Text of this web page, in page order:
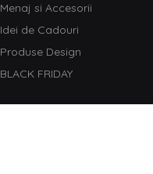
Menaj si Accesorii
Idei de Cadouri
Produse Design
BLACK FRIDAY